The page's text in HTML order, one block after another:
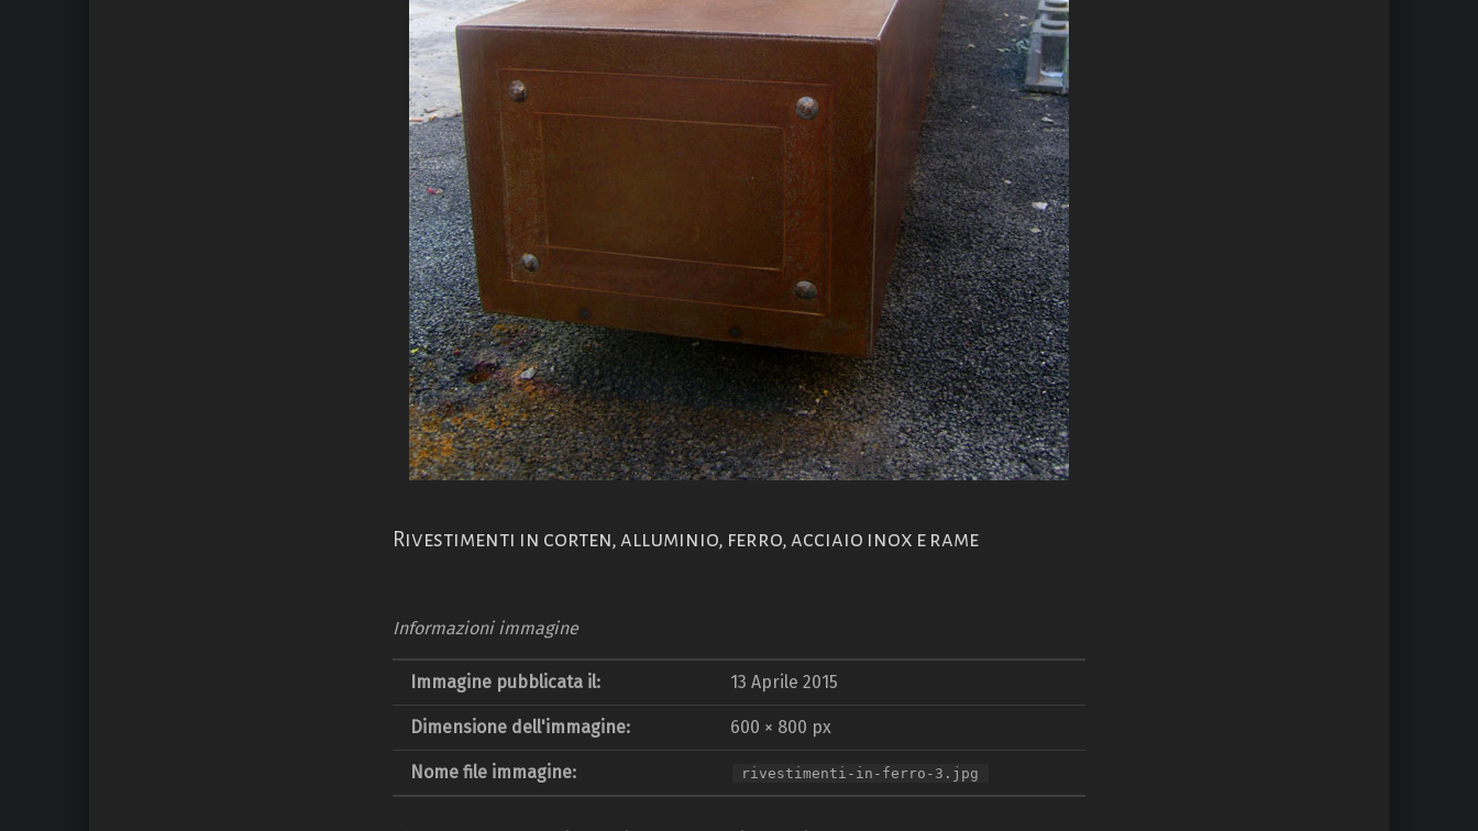
Rivestimenti in corten, alluminio, ferro, acciaio inox e rame
Informazioni immagine
Immagine pubblicata il: 13 Aprile 2015
Dimensione dell'immagine: 600 × 800 px
Nome file immagine: rivestimenti-in-ferro-3.jpg